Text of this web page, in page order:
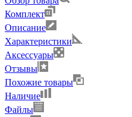
Комплект
Описание
Характеристики
Аксессуары
Отзывы
Похожие товары
Наличие
Файлы